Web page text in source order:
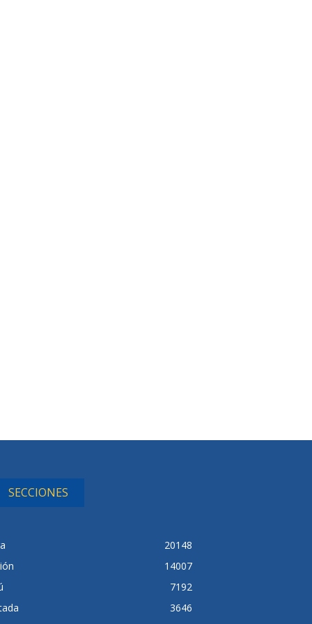
SECCIONES
20148
14007
7192
3646